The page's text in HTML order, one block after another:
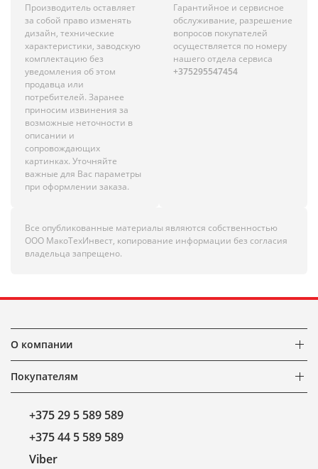
Производитель оставляет
за собой право изменять
дизайн, технические
характеристики, заводскую
комплектацию без
уведомления об этом
продавца или
потребителей. Заранее
приносим извинения за
возможные неточности в
описании и
сопровождающих
картинках. Уточняйте
важные для Вас параметры
при оформлении заказа.
Гарантийное и сервисное
обслуживание, разрешение
вопросов покупателей
осуществляется по номеру
нашего отдела сервиса
+375295547454
Все опубликованные материалы являются собственностью
ООО МакоТехИнвест, копирование информации без согласия
владельца запрещено.
О компании
Покупателям
+375 29 5 589 589
+375 44 5 589 589
Viber